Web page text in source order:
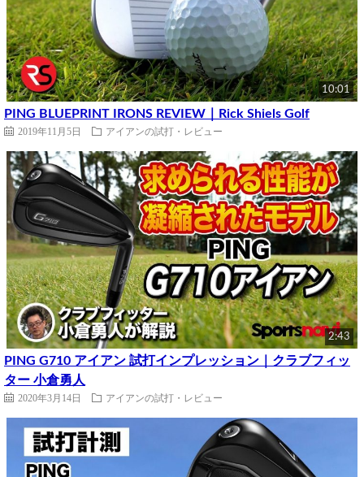
10:01
PING BLUEPRINT IRONS REVIEW｜Rick Shiels Golf
2019年11月5日 アイアンの試打・レビュー
2:43
PING G710 アイアン 試打インプレッション｜クラブフィッ
ター 小倉勇人
2020年3月14日 アイアンの試打・レビュー